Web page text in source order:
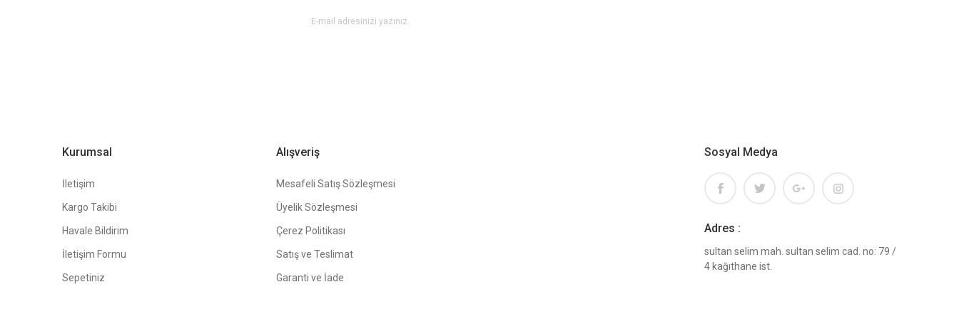
Kurumsal
İletişim
Kargo Takibi
Havale Bildirim
İletişim Formu
Sepetiniz
Alışveriş
Mesafeli Satış Sözleşmesi
Üyelik Sözleşmesi
Çerez Politikası
Satış ve Teslimat
Garanti ve İade
Sosyal Medya
Adres :
sultan selim mah. sultan selim cad. no: 79 /
4 kağıthane ist.